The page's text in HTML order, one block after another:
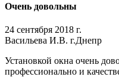
Очень довольны
24 сентября 2018 г.
Васильева И.В. г.Днепр
Установкой окна очень
профессионально и